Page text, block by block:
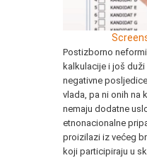
Postizborno
kalkulacije i još
negativne
vlada, pa ni onih na
nemaju dodatne
etnonacionalne
proizilazi iz većeg
koji participiraju u